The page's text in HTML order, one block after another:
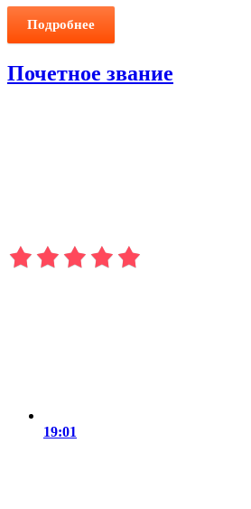
Подробнее
Почетное звание
19:01